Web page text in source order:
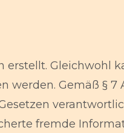
erstellt. Gleichwohl
Gemäß § 7
fremde